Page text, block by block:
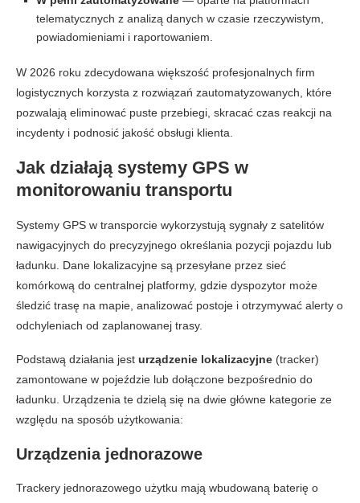
telematycznych z analizą danych w czasie rzeczywistym,
powiadomieniami i raportowaniem.
W 2026 roku zdecydowana większość profesjonalnych firm
logistycznych korzysta z rozwiązań zautomatyzowanych, które
pozwalają eliminować puste przebiegi, skracać czas reakcji na
incydenty i podnosić jakość obsługi klienta.
Jak działają systemy GPS w
monitorowaniu transportu
Systemy GPS w transporcie wykorzystują sygnały z satelitów
nawigacyjnych do precyzyjnego określania pozycji pojazdu lub
ładunku. Dane lokalizacyjne są przesyłane przez sieć
komórkową do centralnej platformy, gdzie dyspozytor może
śledzić trasę na mapie, analizować postoje i otrzymywać alerty o
odchyleniach od zaplanowanej trasy.
Podstawą działania jest urządzenie lokalizacyjne (tracker)
zamontowane w pojeździe lub dołączone bezpośrednio do
ładunku. Urządzenia te dzielą się na dwie główne kategorie ze
względu na sposób użytkowania:
Urządzenia jednorazowe
Trackery jednorazowego użytku mają wbudowaną baterię o